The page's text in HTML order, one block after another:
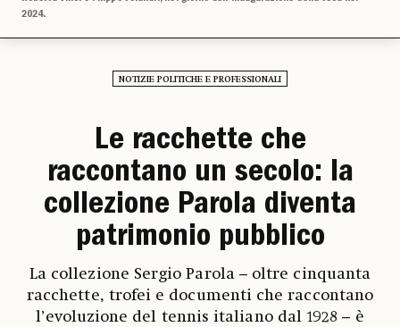
2024.
NOTIZIE POLITICHE E PROFESSIONALI
Le racchette che
raccontano un secolo: la
collezione Parola diventa
patrimonio pubblico
La collezione Sergio Parola – oltre cinquanta
racchette, trofei e documenti che raccontano
l’evoluzione del tennis italiano dal 1928 – è